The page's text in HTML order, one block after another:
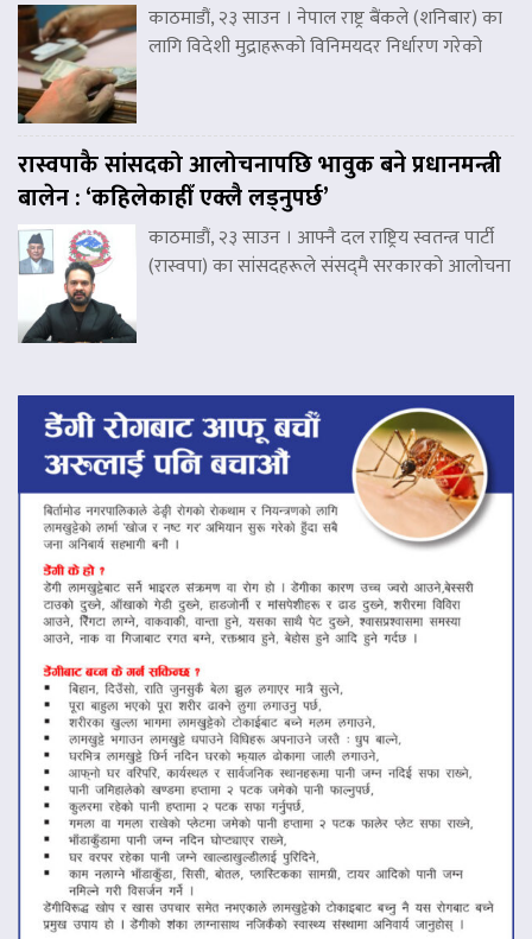
काठमाडौं, २३ साउन । नेपाल राष्ट्र बैंकले (शनिबार) का
लागि विदेशी मुद्राहरूको विनिमयदर निर्धारण गरेको
रास्वपाकै सांसदको आलोचनापछि भावुक बने प्रधानमन्त्री
बालेन : ‘कहिलेकाहीँ एक्लै लड्नुपर्छ’
काठमाडौं, २३ साउन । आफ्नै दल राष्ट्रिय स्वतन्त्र पार्टी
(रास्वपा) का सांसदहरूले संसद्‌मै सरकारको आलोचना